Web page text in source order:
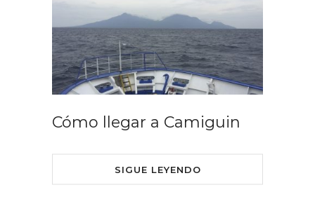
Cómo llegar a Camiguin
SIGUE LEYENDO